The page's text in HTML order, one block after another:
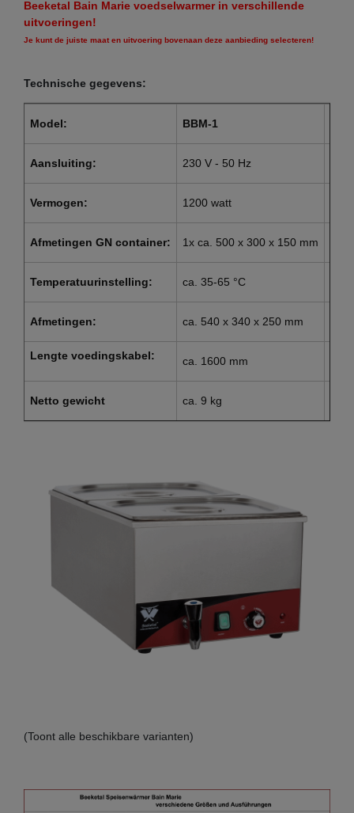
Beeketal Bain Marie voedselwarmer in verschillende
uitvoeringen!
Je kunt de juiste maat en uitvoering bovenaan deze aanbieding selecteren!
Technische gegevens:
Model: BBM-1
Aansluiting: 230 V - 50 Hz
Vermogen: 1200 watt
Afmetingen GN container: 1x ca. 500 x 300 x 150 mm
Temperatuurinstelling: ca. 35-65 °C
Afmetingen: ca. 540 x 340 x 250 mm
Lengte voedingskabel: ca. 1600 mm
Netto gewicht ca. 9 kg
(Toont alle beschikbare varianten)